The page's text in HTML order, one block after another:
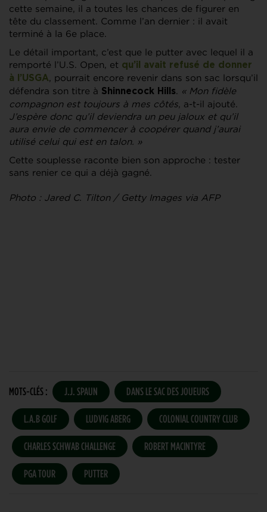
cette semaine, il a toutes les chances de figurer en
tête du classement. Comme l’an dernier : il avait
terminé à la 6e place.
Le détail important, c’est que le putter avec lequel il a
remporté l’U.S. Open, et qu’il avait refusé de donner
à l’USGA, pourrait encore revenir dans son sac lorsqu’il
défendra son titre à Shinnecock Hills. « Mon fidèle
compagnon est toujours à mes côtés, a-t-il ajouté.
J’espère donc qu’il deviendra un peu jaloux et qu’il
aura envie de commencer à coopérer quand j’aurai
utilisé celui qui est en talon. »
Cette souplesse raconte bien son approche : tester
sans renier ce qui a déjà gagné.
Photo : Jared C. Tilton / Getty Images via AFP
MOTS-CLÉS : J.J. SPAUN DANS LE SAC DES JOUEURS
L.A.B GOLF LUDVIG ABERG COLONIAL COUNTRY CLUB
CHARLES SCHWAB CHALLENGE ROBERT MACINTYRE
PGA TOUR PUTTER